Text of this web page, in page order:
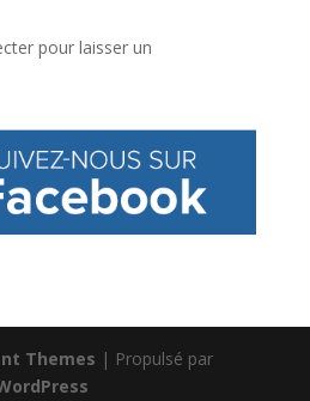
pour laisser un
Themes | Propulsé par